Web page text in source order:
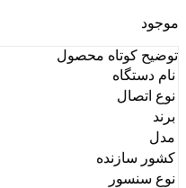
موجود
توضیح کوتاه محصول
نام دستگاه
نوع اتصال
برند
مدل
کشور سازنده
نوع سنسور